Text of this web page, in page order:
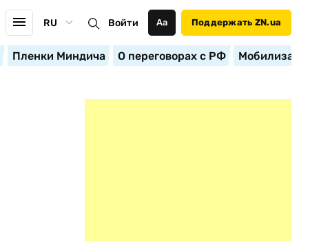
RU Войти Аа Поддержать ZN.ua
Пленки Миндича О переговорах с РФ